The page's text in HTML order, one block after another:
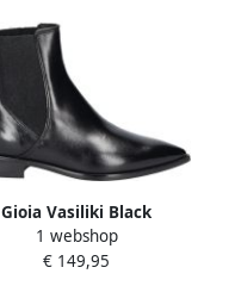
Gioia Vasiliki Black
1 webshop
€ 149,95